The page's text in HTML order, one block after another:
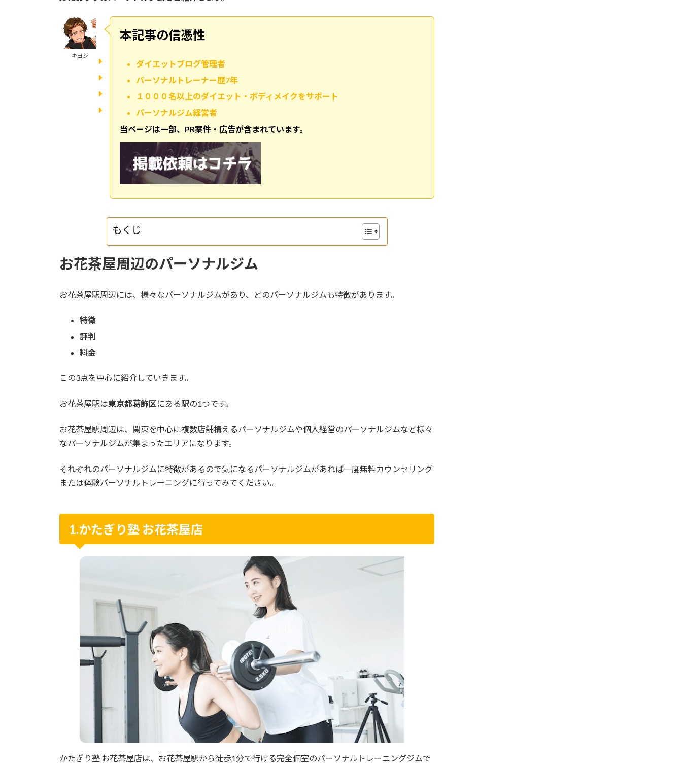
キヨシ
本記事の信憑性
ダイエットブログ管理者
パーソナルトレーナー歴7年
１０００名以上のダイエット・ボディメイクをサポート
パーソナルジム経営者
当ページは一部、PR案件・広告が含まれています。
もくじ
お花茶屋周辺のパーソナルジム
お花茶屋駅周辺には、様々なパーソナルジムがあり、どのパーソナルジムも特徴があります。
特徴
評判
料金
この3点を中心に紹介していきます。
お花茶屋駅は東京都葛飾区にある駅の1つです。
お花茶屋駅周辺は、関東を中心に複数店舗構えるパーソナルジムや個人経営のパーソナルジムなど様々
なパーソナルジムが集まったエリアになります。
それぞれのパーソナルジムに特徴があるので気になるパーソナルジムがあれば一度無料カウンセリング
または体験パーソナルトレーニングに行ってみてください。
1.かたぎり塾 お花茶屋店
かたぎり塾 お花茶屋店は、お花茶屋駅から徒歩1分で行ける完全個室のパーソナルトレーニングジムで